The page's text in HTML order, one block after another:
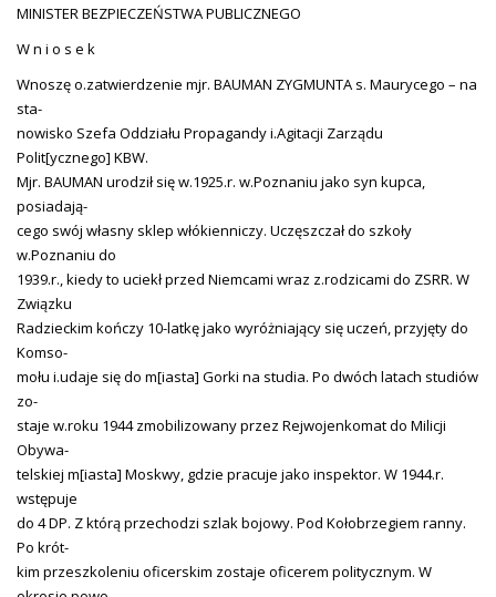
MINISTER BEZPIECZEŃSTWA PUBLICZNEGO
W n i o s e k
Wnoszę o.zatwierdzenie mjr. BAUMAN ZYGMUNTA s. Maurycego – na
sta-
nowisko Szefa Oddziału Propagandy i.Agitacji Zarządu
Polit[ycznego] KBW.
Mjr. BAUMAN urodził się w.1925.r. w.Poznaniu jako syn kupca,
posiadają-
cego swój własny sklep włókienniczy. Uczęszczał do szkoły
w.Poznaniu do
1939.r., kiedy to uciekł przed Niemcami wraz z.rodzicami do ZSRR. W
Związku
Radzieckim kończy 10-latkę jako wyróżniający się uczeń, przyjęty do
Komso-
mołu i.udaje się do m[iasta] Gorki na studia. Po dwóch latach studiów
zo-
staje w.roku 1944 zmobilizowany przez Rejwojenkomat do Milicji
Obywa-
telskiej m[iasta] Moskwy, gdzie pracuje jako inspektor. W 1944.r.
wstępuje
do 4 DP. Z którą przechodzi szlak bojowy. Pod Kołobrzegiem ranny.
Po krót-
kim przeszkoleniu oficerskim zostaje oficerem politycznym. W